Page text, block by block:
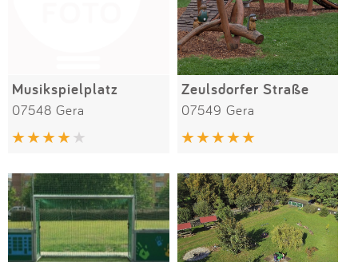
Musikspielplatz
07548 Gera
Zeulsdorfer Straße
07549 Gera